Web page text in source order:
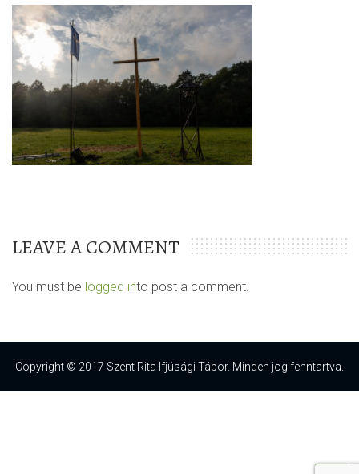
LEAVE A COMMENT
You must be logged into post a comment.
Copyright © 2017 Szent Rita Ifjúsági Tábor. Minden jog fenntartva.